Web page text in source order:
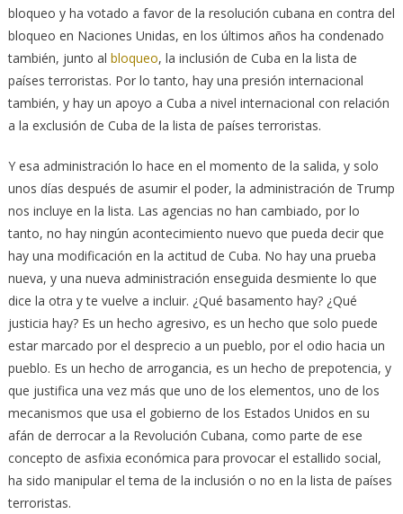
bloqueo y ha votado a favor de la resolución cubana en contra del
bloqueo en Naciones Unidas, en los últimos años ha condenado
también, junto al bloqueo, la inclusión de Cuba en la lista de
países terroristas. Por lo tanto, hay una presión internacional
también, y hay un apoyo a Cuba a nivel internacional con relación
a la exclusión de Cuba de la lista de países terroristas.
Y esa administración lo hace en el momento de la salida, y solo
unos días después de asumir el poder, la administración de Trump
nos incluye en la lista. Las agencias no han cambiado, por lo
tanto, no hay ningún acontecimiento nuevo que pueda decir que
hay una modificación en la actitud de Cuba. No hay una prueba
nueva, y una nueva administración enseguida desmiente lo que
dice la otra y te vuelve a incluir. ¿Qué basamento hay? ¿Qué
justicia hay? Es un hecho agresivo, es un hecho que solo puede
estar marcado por el desprecio a un pueblo, por el odio hacia un
pueblo. Es un hecho de arrogancia, es un hecho de prepotencia, y
que justifica una vez más que uno de los elementos, uno de los
mecanismos que usa el gobierno de los Estados Unidos en su
afán de derrocar a la Revolución Cubana, como parte de ese
concepto de asfixia económica para provocar el estallido social,
ha sido manipular el tema de la inclusión o no en la lista de países
terroristas.